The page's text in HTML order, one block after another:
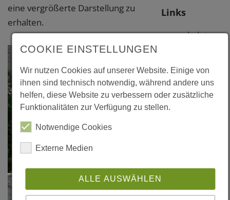
eine vergrößerte Darstellung zu
erhalten.
Links
www.skulpturen-
COOKIE EINSTELLUNGEN
Wir nutzen Cookies auf unserer Website. Einige von
ihnen sind technisch notwendig, während andere uns
helfen, diese Website zu verbessern oder zusätzliche
Funktionalitäten zur Verfügung zu stellen.
Notwendige Cookies
Externe Medien
ALLE AUSWÄHLEN